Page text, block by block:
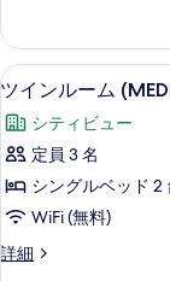
(LOFT)
の
す
べ
て
の
写
真
ー
(LOFT)
の
詳
細
の
す
べ
て
の
写
真
を
ー
ム
(MEDIUM)
詳
細
ツ
イ
ン
ル
ー
(MEDIUM,
7
ツインルーム
シティビュー
定員 3 名
シングルベッド 2
WiFi (無料)
詳細
ツ